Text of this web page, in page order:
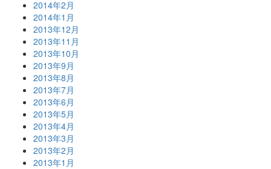
2014年2月
2014年1月
2013年12月
2013年11月
2013年10月
2013年9月
2013年8月
2013年7月
2013年6月
2013年5月
2013年4月
2013年3月
2013年2月
2013年1月